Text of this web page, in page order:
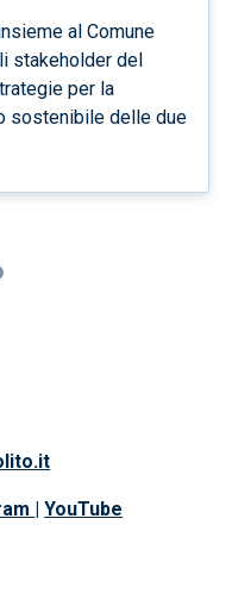
al Comune
stakeholder del
per la
sostenibile delle due
|YouTube